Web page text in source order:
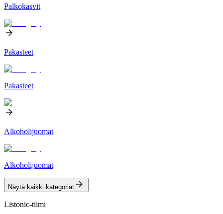
Palkokasvit
Pakasteet
Pakasteet
Alkoholijuomat
Alkoholijuomat
Näytä kaikki kategoriat
Listonic-tiimi